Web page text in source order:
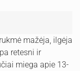
mažėja, ilgėja
retesni ir
miega apie 13-